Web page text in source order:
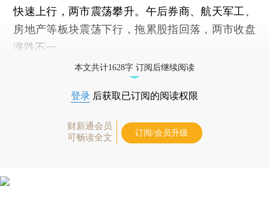
快速上行，两市震荡攀升。午后券商、航天军工、
房地产等板块震荡下行，拖累股指回落，两市收盘
涨跌不一。
本文共计1628字 订阅后继续阅读
登录 后获取已订阅的阅读权限
财新通会员
可畅读全文
订阅/会员升级